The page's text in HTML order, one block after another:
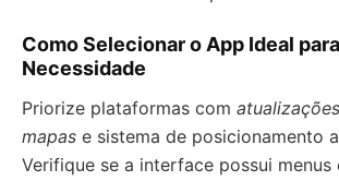
Como Selecionar o App Ideal
Necessidade
Priorize plataformas com
mapas e sistema de posicionamento
Verifique se a interface possui menus